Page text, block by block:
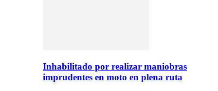
Inhabilitado por realizar maniobras
imprudentes en moto en plena ruta